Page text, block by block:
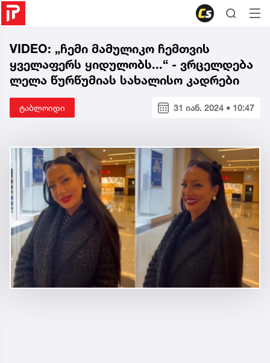
VIDEO: „ჩემი მამულიკო ჩემთვის
ყველაფერს ყიდულობს...“ - ვრცელდება
ლელა წურწუმიას სახალისო კადრები
ტაბლოიდი 31 იან. 2024 • 10:47